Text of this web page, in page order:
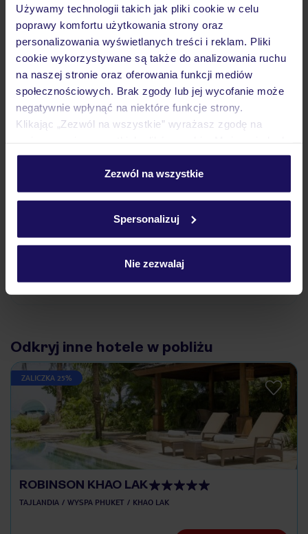
Używamy technologii takich jak pliki cookie w celu
poprawy komfortu użytkowania strony oraz
personalizowania wyświetlanych treści i reklam. Pliki
cookie wykorzystywane są także do analizowania ruchu
na naszej stronie oraz oferowania funkcji mediów
społecznościowych. Brak zgody lub jej wycofanie może
negatywnie wpłynąć na niektóre funkcje strony.
Klikając „Zezwól na wszystkie” wyrażasz zgodę na
personalizować swój wybór wchodząc w zakładkę
Szczegółowe informacje o plikach cookie znajdziesz
Zezwól na wszystkie
Spersonalizuj
Nie zezwalaj
Wyżywienie
Atrakcje
Ważne informacje
Czy w Hotelu będzie przedstawiciel TUI?
Na jakiej podstawie i gdzie otrzymam karty
Zobacz więcej
Odkryj inne hotele w pobliżu
ZALICZKA 25%
ROBINSON KHAO LAK
TAJLANDIA WYSPA PHUKET KHAO LAK